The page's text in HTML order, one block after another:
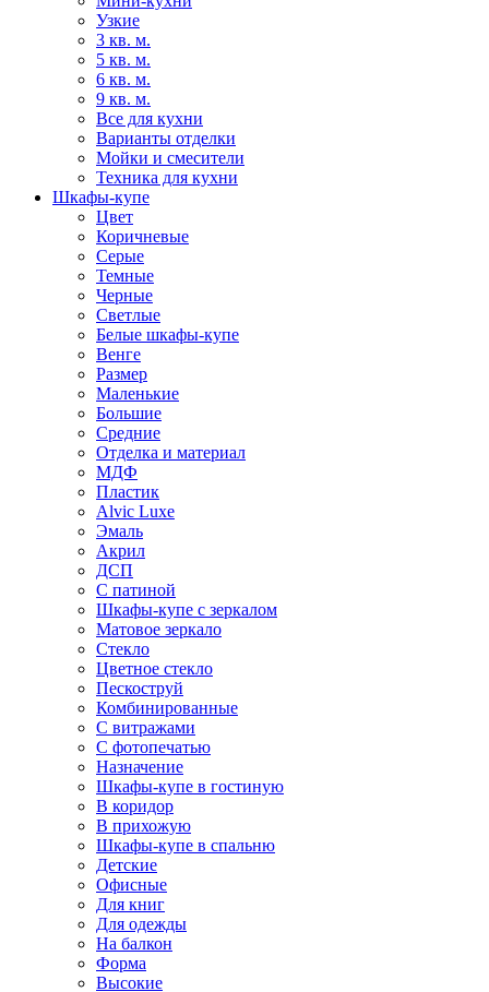
Узкие
3 кв. м.
5 кв. м.
6 кв. м.
9 кв. м.
Все для кухни
Варианты отделки
Мойки и смесители
Техника для кухни
Шкафы-купе
Цвет
Коричневые
Серые
Темные
Черные
Светлые
Белые шкафы-купе
Венге
Размер
Маленькие
Большие
Средние
Отделка и материал
МДФ
Пластик
Alvic Luxe
Эмаль
Акрил
ДСП
С патиной
Шкафы-купе с зеркалом
Матовое зеркало
Стекло
Цветное стекло
Пескоструй
Комбинированные
С витражами
С фотопечатью
Назначение
Шкафы-купе в гостиную
В коридор
В прихожую
Шкафы-купе в спальню
Детские
Офисные
Для книг
Для одежды
На балкон
Форма
Высокие